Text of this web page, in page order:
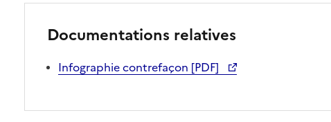
Documentations relatives
Infographie contrefaçon [PDF]